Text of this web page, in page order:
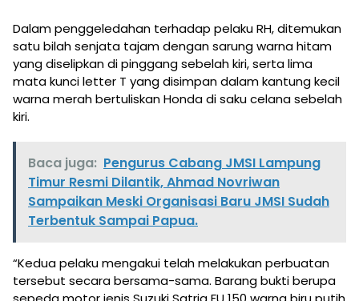
Dalam penggeledahan terhadap pelaku RH, ditemukan
satu bilah senjata tajam dengan sarung warna hitam
yang diselipkan di pinggang sebelah kiri, serta lima
mata kunci letter T yang disimpan dalam kantung kecil
warna merah bertuliskan Honda di saku celana sebelah
kiri.
Baca juga: Pengurus Cabang JMSI Lampung
Timur Resmi Dilantik, Ahmad Novriwan
Sampaikan Meski Organisasi Baru JMSI Sudah
Terbentuk Sampai Papua.
“Kedua pelaku mengakui telah melakukan perbuatan
tersebut secara bersama-sama. Barang bukti berupa